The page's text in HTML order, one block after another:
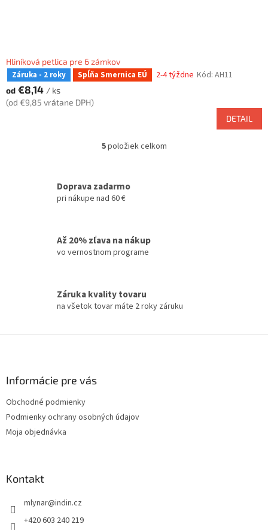
Hliníková petlica pre 6 zámkov
Záruka - 2 roky Spĺňa Smernica EÚ 2-4 týždne Kód: AH11
od €8,14 / ks
(od €9,85 vrátane DPH)
DETAIL
O
e
p
y
v
p
5položiek celkom
Doprava zadarmo
pri nákupe nad 60 €
Až 20% zľava na nákup
vo vernostnom programe
Záruka kvality tovaru
na všetok tovar máte 2 roky záruku
Informácie pre vás
Obchodné podmienky
Podmienky ochrany osobných údajov
Moja objednávka
Kontakt
mlynar@indin.cz
+420 603 240 219